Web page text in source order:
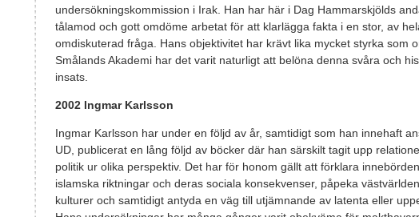
undersökningskommission i Irak. Han har här i Dag Hammarskjölds
tålamod och gott omdöme arbetat för att klarlägga fakta i en stor, av
omdiskuterad fråga. Hans objektivitet har krävt lika mycket styrka som
Smålands Akademi har det varit naturligt att belöna denna svåra och
insats.
2002 Ingmar Karlsson
Ingmar Karlsson har under en följd av år, samtidigt som han innehaft
UD, publicerat en lång följd av böcker där han särskilt tagit upp
politik ur olika perspektiv. Det har för honom gällt att förklara
islamska riktningar och deras sociala konsekvenser, påpeka
kulturer och samtidigt antyda en väg till utjämnande av latenta eller